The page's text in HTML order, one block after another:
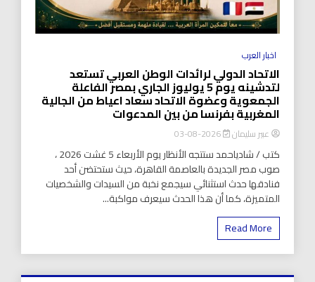
اخبار العرب
الاتحاد الدولي لرائدات الوطن العربي تستعد
لتدشينه يوم 5 يوليوز الجاري بمصر الفاعلة
الجمعوية وعضوة الاتحاد سعاد اعياط من الجالية
المغربية بفرنسا من بين المدعوات
عبير سليمان 2026-08-03
كتب / شادياحمد ستتجه الأنظار يوم الأربعاء 5 غشت 2026 ،
صوب مصر الجديدة بالعاصمة القاهرة، حيث ستحتضن أحد
فنادقها حدث استثنائي سيجمع نخبة من السيدات والشخصيات
المتميزة، كما أن هذا الحدث سيعرف مواكبة...
Read More